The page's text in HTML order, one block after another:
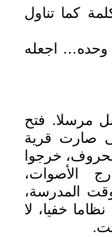
كما تناول
وحده… اجعله
مرسلا. فتح
صارت قرية
خرجوا
الأصوات،
المدرسة،
خفيا، لا